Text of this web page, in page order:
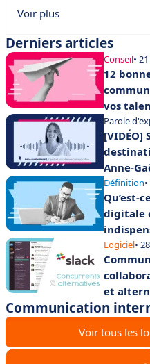
Voir plus
Derniers articles
Conseil•
12
vos
Parole
[VIDÉO]
Anne-
Définition
Qu’est-
digitale
Logiciel•
et
Communication
Voir tous les